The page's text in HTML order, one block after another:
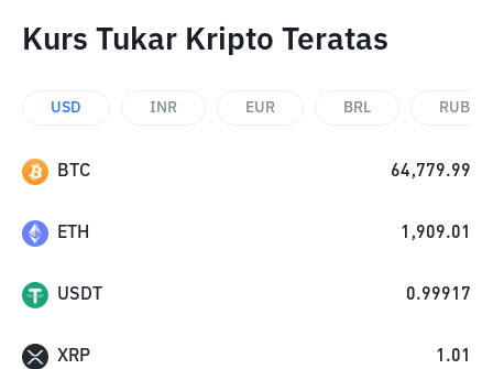
Kurs Tukar Kripto Teratas
USD INR EUR BRL RUB
BTC 64,779.99
ETH 1,909.01
USDT 0.99917
XRP 1.01